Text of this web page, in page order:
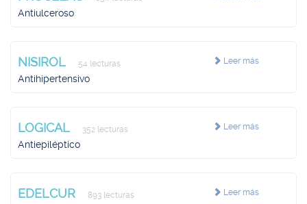
Antiulceroso
Leer más
NISIROL 54 lecturas
Antihipertensivo
Leer más
LOGICAL 352 lecturas
Antiepiléptico
Leer más
EDELCUR 893 lecturas